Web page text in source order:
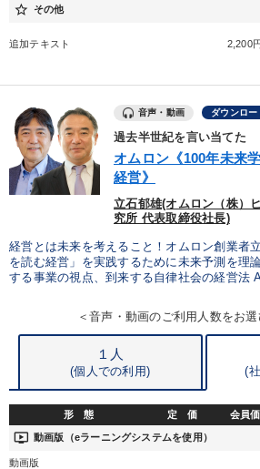
star_border その他
追加テキスト 2,200円
音声・動画 ダウンロー
過去半世紀を言い当てた
オムロン《100年未来
経営》
立石郁雄(オムロン（株）
究所 代表取締役社長)
経営とは未来を考えること！オムロン創業者
を読む経営」を実践するために未来予測を理
する事業の視点、到来する自律社会の経営法
＜音声・動画のご利用人数をお
１人
(個人での利用) (
形 態 定 価 会員
ondemand_video 動画版（eラーニングシステムを使用）
動画版